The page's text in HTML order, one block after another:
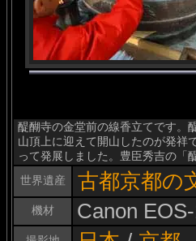
醍醐寺の金堂前の線香立てです。
山頂上に迎えて開山したのが発祥
って発展しました。豊臣秀吉の「
世界遺産
古都京都の
機材 Canon